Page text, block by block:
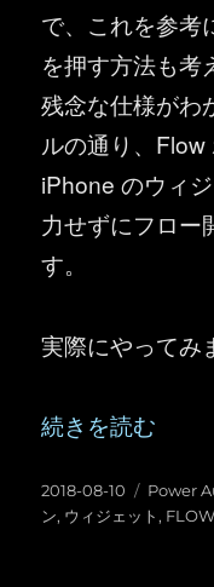
で、これを参考
を押す方法も考
残念な仕様がわ
ルの通り、
iPhone のウィ
力せずにフロー
す。
実際にやってみ
“Microsoft Flow
続きを読む
投
稿
2018-08-10
カ
テ
Power
ン, ウィジェット ,